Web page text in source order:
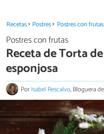
Recetas Postres Postres con frutas
Postres con frutas
Receta de Torta
esponjosa
PorIsabel Rescalvo, Bloguera